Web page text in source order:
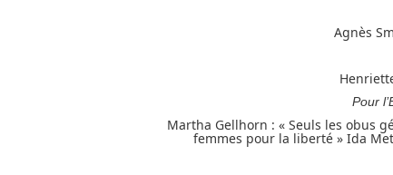
Agnès
Pour
Martha Gellhorn : « Seuls les obus
femmes pour la liberté » Ida